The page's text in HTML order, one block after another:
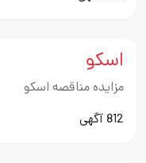
اسکو
مزایده مناقصه اسکو
812 آگهی